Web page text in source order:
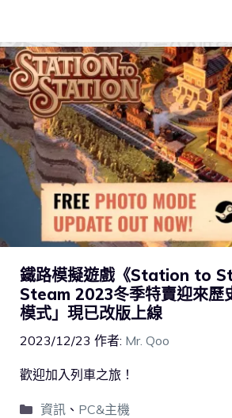
鐵路模擬遊戲《Station to
Steam 2023冬季特賣迎來歷
模式」現已改版上線
2023/12/23 作者: Mr. Qoo
歡迎加入列車之旅！
資訊、 PC&主機